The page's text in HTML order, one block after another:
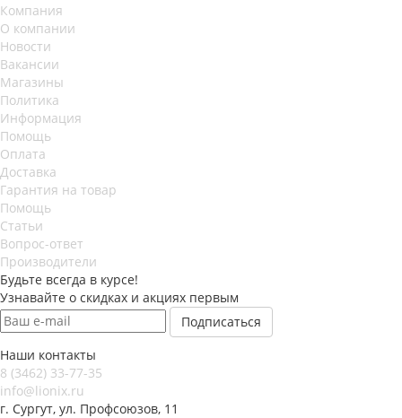
Компания
О компании
Новости
Вакансии
Магазины
Политика
Информация
Помощь
Оплата
Доставка
Гарантия на товар
Помощь
Статьи
Вопрос-ответ
Производители
Будьте всегда в курсе!
Узнавайте о скидках и акциях первым
Наши контакты
8 (3462) 33-77-35
info@lionix.ru
г. Сургут, ул. Профсоюзов, 11